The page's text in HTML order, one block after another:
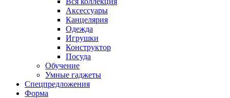
Аксессуары
Канцелярия
Одежда
Игрушки
Конструктор
Посуда
Обучение
Умные гаджеты
Спецпредложения
Форма